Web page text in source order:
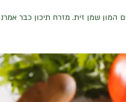
המון שמן זית. מזרח תיכון כבר